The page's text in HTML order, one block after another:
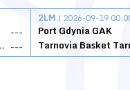
---
---
2LM | 2026-09-19
Port Gdynia GAK